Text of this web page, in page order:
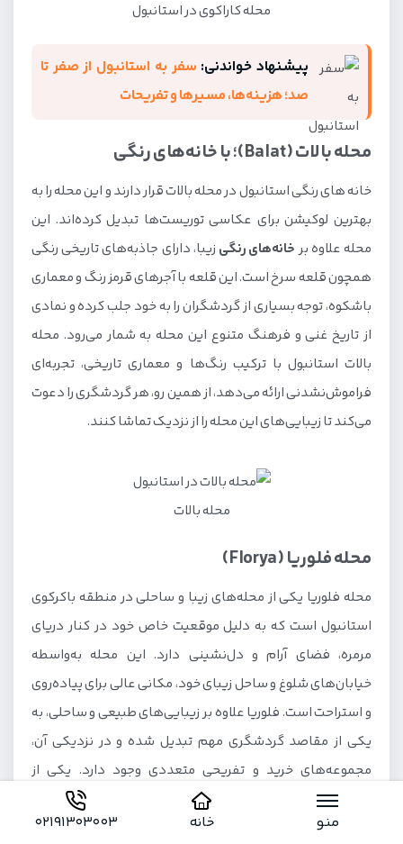
منو خانه 02191303003
محله کاراکوی در استانبول
پیشنهاد خواندنی: سفر به استانبول از صفر تا
صد؛ هزینه‌ها، مسیرها و تفریحات
محله بالات (Balat)؛ با خانه‌های رنگی
خانه های رنگی استانبول در محله بالات قرار دارند و این محله را به
بهترین لوکیشن برای عکاسی توریست‌ها تبدیل کرده‌اند. این
محله علاوه برخانه‌های رنگی زیبا، دارای جاذبه‌های تاریخی رنگی
همچون قلعه سرخ است. این قلعه با آجرهای قرمز رنگ و معماری
باشکوه، توجه بسیاری از گردشگران را به خود جلب کرده و نمادی
از تاریخ غنی و فرهنگ متنوع این محله به شمار می‌رود. محله
بالات استانبول با ترکیب رنگ‌ها و معماری تاریخی، تجربه‌ای
فراموش‌نشدنی ارائه می‌دهد، از همین رو، هر گردشگری را دعوت
می‌کند تا زیبایی‌های این محله را از نزدیک تماشا کنند.
محله بالات
محله فلوریا (Florya)
محله فلوریا یکی از محله‌های زیبا و ساحلی در منطقه باکرکوی
استانبول است که به دلیل موقعیت خاص خود در کنار دریای
مرمره، فضای آرام و دل‌نشینی دارد. این محله به‌واسطه
خیابان‌های شلوغ و ساحل زیبای خود، مکانی عالی برای پیاده‌روی
و استراحت است. فلوریا علاوه بر زیبایی‌های طبیعی و ساحلی، به
یکی از مقاصد گردشگری مهم تبدیل شده و در نزدیکی آن،
مجموعه‌های خرید و تفریحی متعددی وجود دارد. یکی از
جاذبه‌های اصلی این محله،
آکواریوم استانبول
است که در مرکز
خرید آکوا فلوریا واقع شده و با بیش از 17 هزار گونه دریایی، یکی